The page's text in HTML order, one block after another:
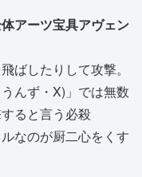
アーツ宝具アヴェン
ばしたりして攻撃。
んず・X)」では無数
ると言う必殺
なのが厨二心をくす